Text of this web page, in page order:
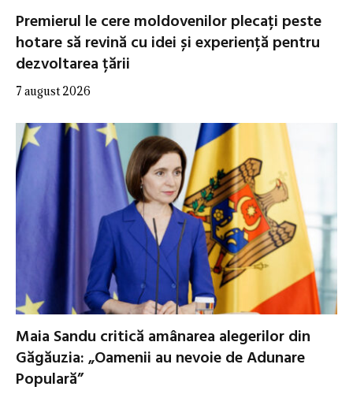
Premierul le cere moldovenilor plecați peste
hotare să revină cu idei și experiență pentru
dezvoltarea țării
7 august 2026
Maia Sandu critică amânarea alegerilor din
Găgăuzia: „Oamenii au nevoie de Adunare
Populară”